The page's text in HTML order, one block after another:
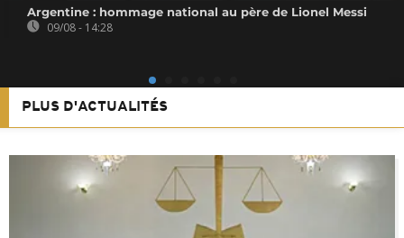
Argentine : hommage national au père de Lionel Messi
09/08 - 14:28
PLUS D'ACTUALITÉS